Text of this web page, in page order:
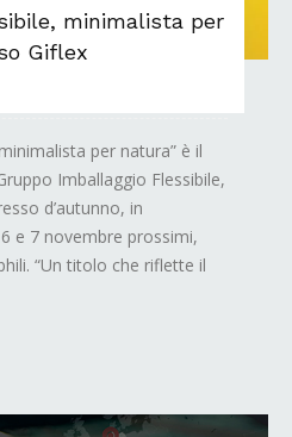
minimalista per
Giflex
per natura” è il
Imballaggio Flessibile,
d’autunno, in
e 7 novembre prossimi,
“Un titolo che riflette il